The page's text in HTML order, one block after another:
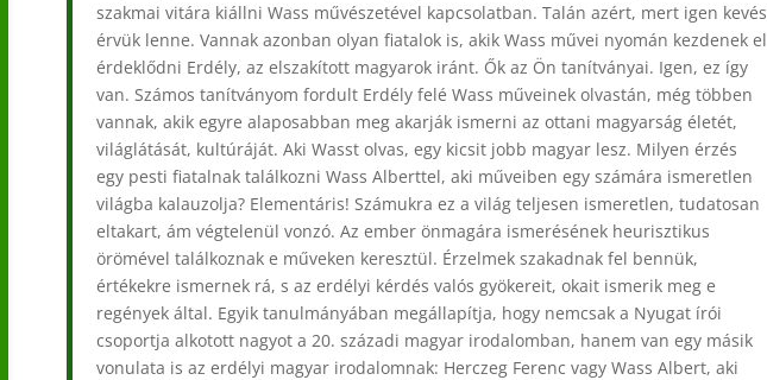
szakmai vitára kiállni Wass művészetével kapcsolatban. Talán azért, mert igen kevés
érvük lenne. Vannak azonban olyan fiatalok is, akik Wass művei nyomán kezdenek el
érdeklődni Erdély, az elszakított magyarok iránt. Ők az Ön tanítványai. Igen, ez így
van. Számos tanítványom fordult Erdély felé Wass műveinek olvastán, még többen
vannak, akik egyre alaposabban meg akarják ismerni az ottani magyarság életét,
világlátását, kultúráját. Aki Wasst olvas, egy kicsit jobb magyar lesz. Milyen érzés
egy pesti fiatalnak találkozni Wass Alberttel, aki műveiben egy számára ismeretlen
világba kalauzolja? Elementáris! Számukra ez a világ teljesen ismeretlen, tudatosan
eltakart, ám végtelenül vonzó. Az ember önmagára ismerésének heurisztikus
örömével találkoznak e műveken keresztül. Érzelmek szakadnak fel bennük,
értékekre ismernek rá, s az erdélyi kérdés valós gyökereit, okait ismerik meg e
regények által. Egyik tanulmányában megállapítja, hogy nemcsak a Nyugat írói
csoportja alkotott nagyot a 20. századi magyar irodalomban, hanem van egy másik
vonulata is az erdélyi magyar irodalomnak: Herczeg Ferenc vagy Wass Albert, aki